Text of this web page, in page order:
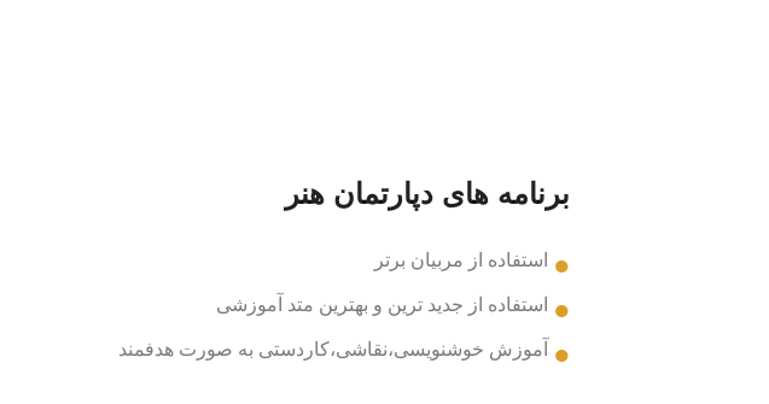
برنامه های دپارتمان هنر
استفاده از مربیان برتر
استفاده از جدید ترین و بهترین متد آموزشی
آموزش خوشنویسی،نقاشی،کاردستی به صورت هدفمند